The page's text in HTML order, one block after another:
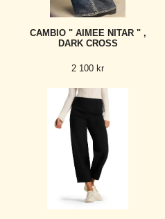
CAMBIO " AIMEE NITAR " ,
DARK CROSS
2 100 kr